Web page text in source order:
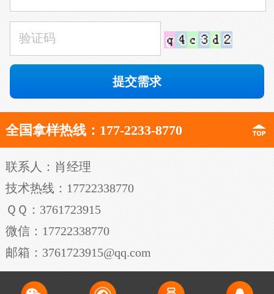
全国拿样热线：177-2233-8770
联系人：肖经理
技术热线：17722338770
ＱＱ：3761723915
微信：17722338770
邮箱：3761723915@qq.com